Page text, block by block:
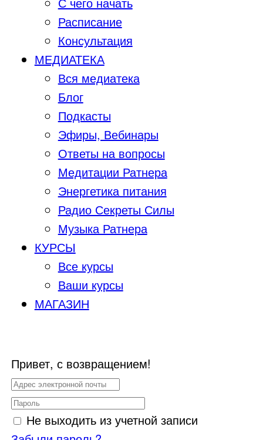
Расписание
Консультация
МЕДИАТЕКА
Вся медиатека
Блог
Подкасты
Эфиры, Вебинары
Ответы на вопросы
Медитации Ратнера
Энергетика питания
Радио Секреты Силы
Музыка Ратнера
КУРСЫ
Все курсы
Ваши курсы
МАГАЗИН
Привет, с возвращением!
Не выходить из учетной записи